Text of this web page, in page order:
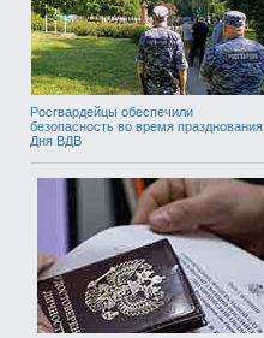
Росгвардейцы обеспечили
безопасность во время празднования
Дня ВДВ